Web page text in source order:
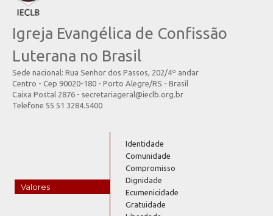
Igreja Evangélica de Confissão
Luterana no Brasil
Sede nacional: Rua Senhor dos Passos, 202/4º andar
Centro - Cep 90020-180 - Porto Alegre/RS - Brasil
Caixa Postal 2876 - secretariageral@ieclb.org.br
Telefone 55 51 3284.5400
Valores
Identidade
Comunidade
Compromisso
Dignidade
Ecumenicidade
Gratuidade